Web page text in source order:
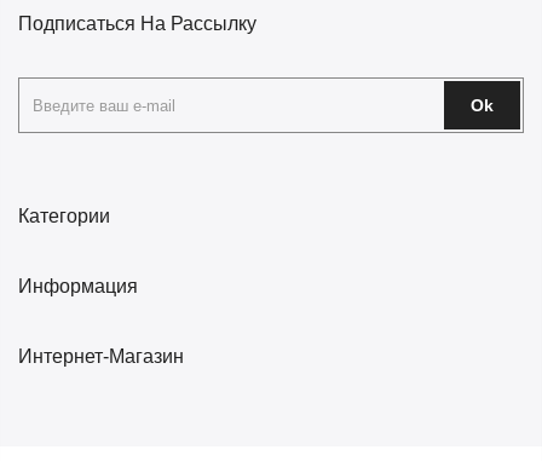
Категории
Информация
Интернет-Магазин
Подписаться На Рассылку
Ok